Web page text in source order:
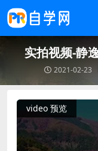
实拍视频-静
2021-02-23
video 预览